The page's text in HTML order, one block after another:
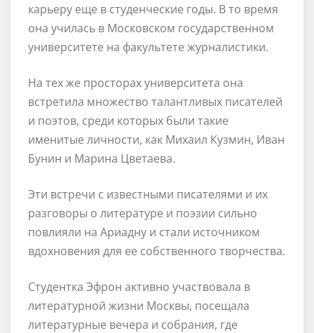
карьеру еще в студенческие годы. В то время
она училась в Московском государственном
университете на факультете журналистики.
На тех же просторах университета она
встретила множество талантливых писателей
и поэтов, среди которых были такие
именитые личности, как Михаил Кузмин, Иван
Бунин и Марина Цветаева.
Эти встречи с известными писателями и их
разговоры о литературе и поэзии сильно
повлияли на Ариадну и стали источником
вдохновения для ее собственного творчества.
Студентка Эфрон активно участвовала в
литературной жизни Москвы, посещала
литературные вечера и собрания, где